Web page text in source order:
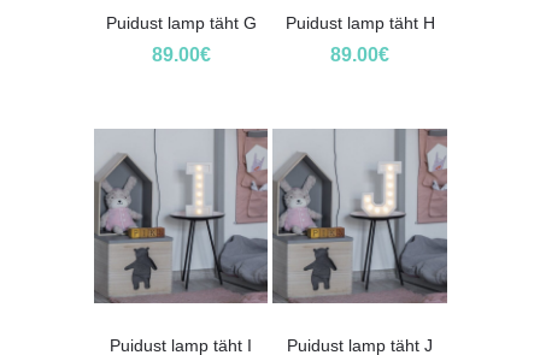
Puidust lamp täht G
89.00€
Puidust lamp täht H
89.00€
Puidust lamp täht I Puidust lamp täht J